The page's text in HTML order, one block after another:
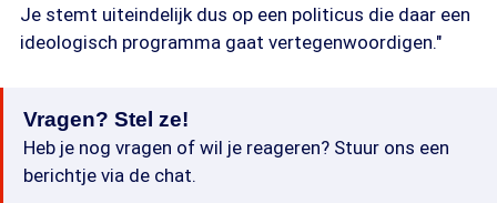
Je stemt uiteindelijk dus op een politicus die daar een
ideologisch programma gaat vertegenwoordigen."
Vragen? Stel ze!
Heb je nog vragen of wil je reageren? Stuur ons een
berichtje via de chat.